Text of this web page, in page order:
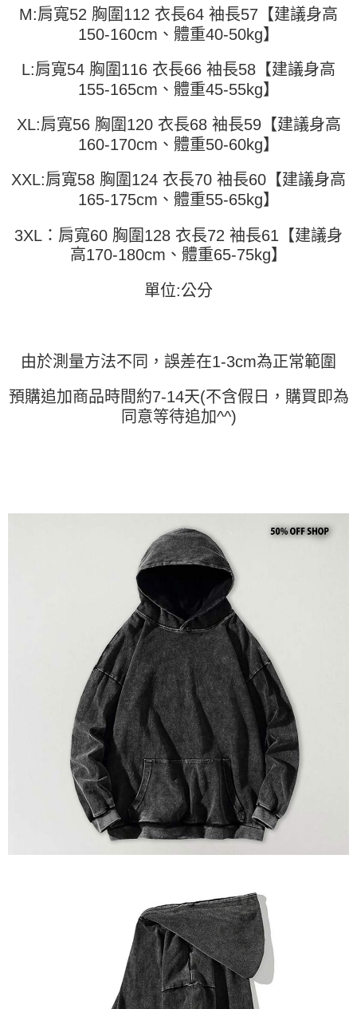
1.本服務係由「台灣大哥大股份有限公司」（以下簡稱本公司）所提供，讓
買賣價金債權讓與本公司後，依約使用本公司帳單繳交帳款。
2.基於同意付款使用「大哥付你分期」之契約關係目的，商店將以您的個人
資料（包含姓名、電話或地址）提供予台灣大哥大進項蒐集、處理及利用，
由本公司與您本人進行分期帳單所需資料之確認、核對及更正。
3.完整用戶服務條款，請詳閱以下連結：https://oppay.tw/userRule
２．訂單成立數日內，您將收到繳費通知簡訊。
３．收到繳費通知簡訊後14天內，點擊此簡訊中的連結，可透過四大超商／
ATM／網路銀行／等多元方式進行付款，方視為交易完成。
購買商品的店家。未經商家同意取消之訂單仍視為有效，需透過AFTEE先享
後付繳納相關費用。
※ 交易是否成功請以「AFTEE先享後付 」之結帳頁面顯示為準，若有關於
客戶支援中心」https://netprotections.freshdesk.com/support/home
易，需依本服務之必要範圍內提供個人資料，並將交易相關給付款項請求債
權轉讓予恩沛科技股份有限公司。
２．關於個人資料處理事宜，請瀏覽以下網址：
３．未成年的使用者請事先徵得法定代理人或監護人之同意方可使用
「AFTEE先享後付」，若未經同意申辦者引起之損失，本公司不負相關責
４．使用「AFTEE先享後付」時，將依據個別帳號之用戶狀況，依本公司即
時審查核予不同之上限額度；若仍有額度不足之情形，本公司將視審查結果
每筆NT$45
7-11取貨付款
每筆NT$45，滿NT$499(含以上)免運費
付款 後7-11取貨
每筆NT$45，滿NT$499(含以上)免運費
M:肩寬52 胸圍112 衣長64 袖長57【建議身高
150-160cm、體重40-50kg】
L:肩寬54 胸圍116 衣長66 袖長58【建議身高
155-165cm、體重45-55kg】
XL:肩寬56 胸圍120 衣長68 袖長59【建議身高
160-170cm、體重50-60kg】
XXL:肩寬58 胸圍124 衣長70 袖長60【建議身高
165-175cm、體重55-65kg】
3XL：肩寬60 胸圍128 衣長72 袖長61【建議身
高170-180cm、體重65-75kg】
單位:公分
由於測量方法不同，誤差在1-3cm為正常範圍
預購追加商品時間約7-14天(不含假日，購買即為
同意等待追加^^)